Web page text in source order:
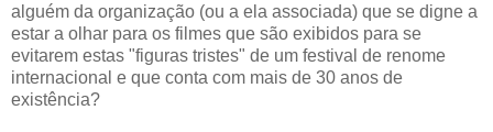
alguém da organização (ou a ela associada) que se digne a
estar a olhar para os filmes que são exibidos para se
evitarem estas "figuras tristes" de um festival de renome
internacional e que conta com mais de 30 anos de
existência?